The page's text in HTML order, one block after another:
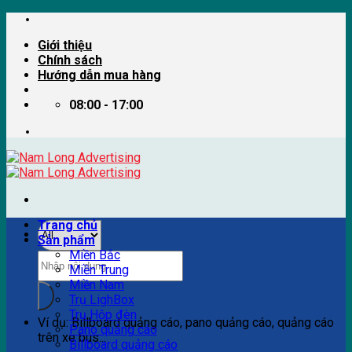
Skip
contentGiới thiệu
Chính sách
Hướng dẫn mua hàng
08:00 - 17:00
Tìm
kiếm:
Ví dụ: Billboard quảng cáo, pano quảng cáo, quảng cáo
trên xe bus...
Trang chủ
Sản phẩm
Miền Bắc
Miền Trung
Miền Nam
Trụ LighBox
Trụ Hộp đèn
Pano quảng cáo
Billboard quảng cáo